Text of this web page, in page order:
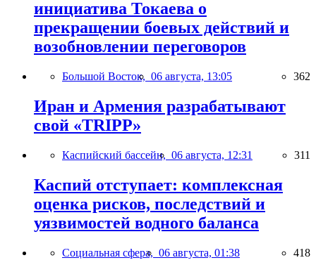
инициатива Токаева о
прекращении боевых действий и
возобновлении переговоров
Большой Восток, 06 августа, 13:05 362
Иран и Армения разрабатывают
свой «TRIPP»
Каспийский бассейн, 06 августа, 12:31 311
Каспий отступает: комплексная
оценка рисков, последствий и
уязвимостей водного баланса
Социальная сфера, 06 августа, 01:38 418